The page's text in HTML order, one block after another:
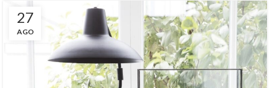
27
AGO